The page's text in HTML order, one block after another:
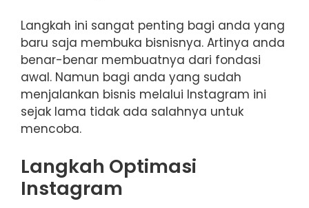
Langkah ini sangat penting bagi anda yang
baru saja membuka bisnisnya. Artinya anda
benar-benar membuatnya dari fondasi
awal. Namun bagi anda yang sudah
menjalankan bisnis melalui Instagram ini
sejak lama tidak ada salahnya untuk
mencoba.
Langkah Optimasi
Instagram